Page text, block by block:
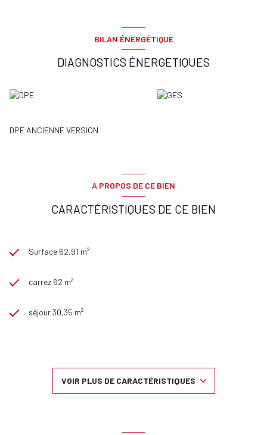
BILAN ÉNERGÉTIQUE
DIAGNOSTICS ÉNERGETIQUES
DPE ANCIENNE VERSION
A PROPOS DE CE BIEN
CARACTÉRISTIQUES DE CE BIEN
Surface 62,91 m²
carrez 62 m²
séjour 30,35 m²
VOIR PLUS DE CARACTÉRISTIQUES